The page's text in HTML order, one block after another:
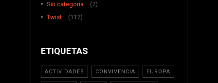
Sin categoría
(7)
Twist
(117)
ETIQUETAS
ACTIVIDADES CONVIVENCIA EUROPA